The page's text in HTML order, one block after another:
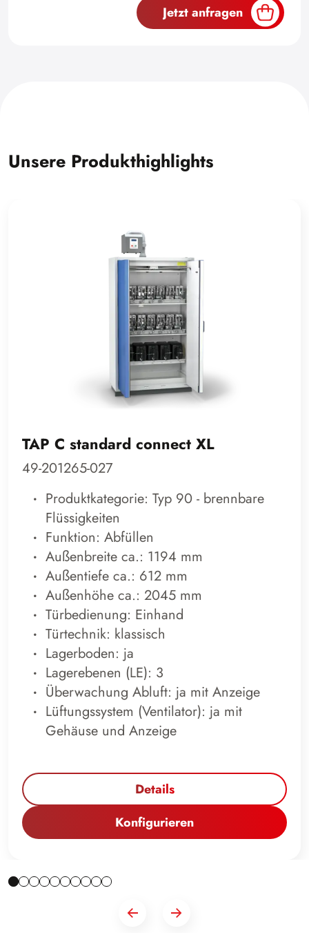
Jetzt anfragen
Unsere Produkthighlights
TAP C standard connect XL
49-201265-027
Produktkategorie: Typ 90 - brennbare
Flüssigkeiten
Funktion: Abfüllen
Außenbreite ca.: 1194 mm
Außentiefe ca.: 612 mm
Außenhöhe ca.: 2045 mm
Türbedienung: Einhand
Türtechnik: klassisch
Lagerboden: ja
Lagerebenen (LE): 3
Überwachung Abluft: ja mit Anzeige
Lüftungssystem (Ventilator): ja mit
Gehäuse und Anzeige
Details
Konfigurieren